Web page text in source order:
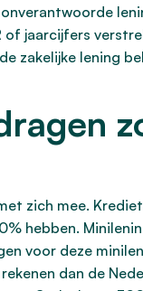
of jaarcijfers
zakelijke lening
zich mee.
hebben.
voor deze
dan de